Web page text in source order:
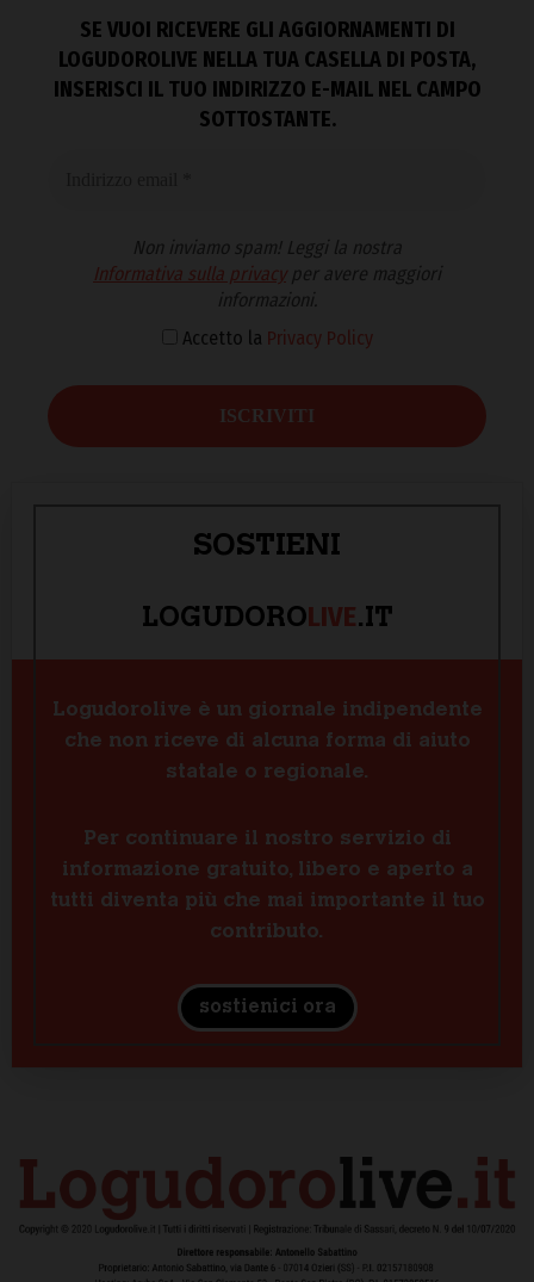
SE VUOI RICEVERE GLI AGGIORNAMENTI DI
LOGUDOROLIVE NELLA TUA CASELLA DI POSTA,
INSERISCI IL TUO INDIRIZZO E-MAIL NEL CAMPO
SOTTOSTANTE.
Non inviamo spam! Leggi la nostra
Informativa sulla privacyper avere maggiori
informazioni.
Accetto la Privacy Policy
SOSTIENI
LOGUDOROLIVE.IT
Logudorolive è un giornale indipendente
che non riceve di alcuna forma di aiuto
statale o regionale.
Per continuare il nostro servizio di
informazione gratuito, libero e aperto a
tutti diventa più che mai importante il tuo
contributo.
sostienici ora